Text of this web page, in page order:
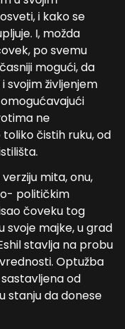
i kako se
I, možda
po svemu
mogući, da
svojim življenjem
ne
čistih ruku, od
mita, onu,
političkim
čoveku tog
svoje majke, u grad
stavlja na probu
Optužba
od
stanju da donese